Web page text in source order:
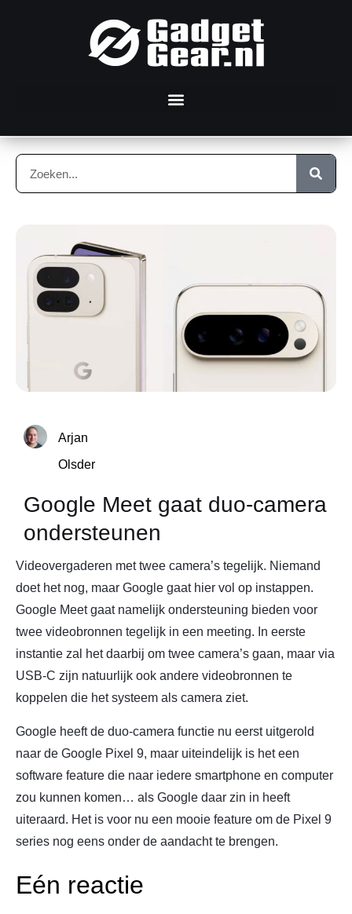
Arjan
Olsder
Google Meet gaat duo-camera
ondersteunen
Videovergaderen met twee camera’s tegelijk. Niemand
doet het nog, maar Google gaat hier vol op instappen.
Google Meet gaat namelijk ondersteuning bieden voor
twee videobronnen tegelijk in een meeting. In eerste
instantie zal het daarbij om twee camera’s gaan, maar via
USB-C zijn natuurlijk ook andere videobronnen te
koppelen die het systeem als camera ziet.
Google heeft de duo-camera functie nu eerst uitgerold
naar de Google Pixel 9, maar uiteindelijk is het een
software feature die naar iedere smartphone en computer
zou kunnen komen… als Google daar zin in heeft
uiteraard. Het is voor nu een mooie feature om de Pixel 9
series nog eens onder de aandacht te brengen.
Eén reactie